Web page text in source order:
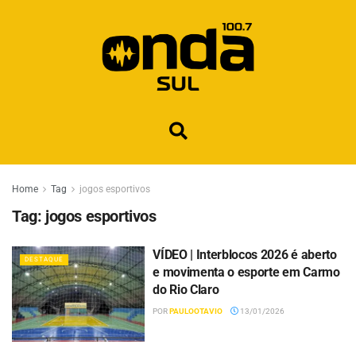
Home Tag jogos esportivos
Tag: jogos esportivos
DESTAQUE
VÍDEO | Interblocos 2026 é aberto
e movimenta o esporte em Carmo
do Rio Claro
PORPAULOOTAVIO 13/01/2026